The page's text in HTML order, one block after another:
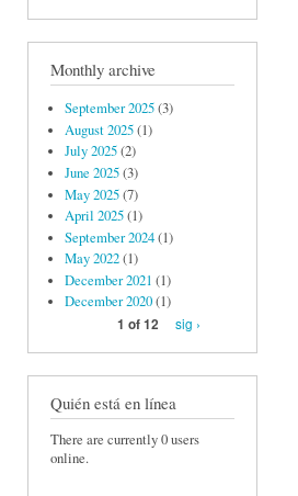
Monthly archive
September 2025(3)
August 2025(1)
July 2025(2)
June 2025(3)
May 2025(7)
April 2025(1)
September 2024(1)
May 2022(1)
December 2021 (1)
December 2020(1)
1 of 12
sig ›
Quién está en línea
There are currently 0 users
online.